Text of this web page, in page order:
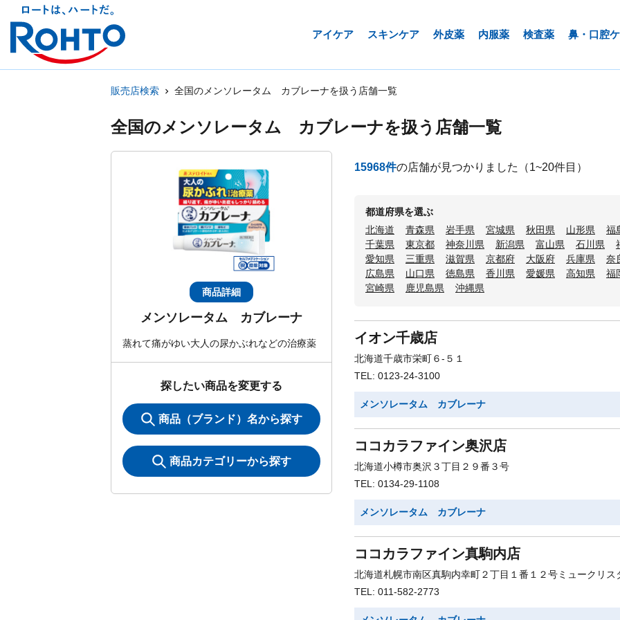
アイケア スキンケア 外皮薬 内服薬 検査薬 鼻・口腔
販売店検索 全国のメンソレータム カブレーナを扱う店舗一覧
全国のメンソレータム カブレーナを扱う店舗一覧
商品詳細
メンソレータム カブレーナ
蒸れて痛がゆい大人の尿かぶれなどの治療薬
探したい商品を変更する
商品（ブランド）名から探す
商品カテゴリーから探す
15968件の店舗が見つかりました （1~20件目）
都道府県を選ぶ
北海道
青森県 岩手県 宮城県 秋田県 山形県 福
千葉県
東京都 神奈川県 新潟県 富山県 石川県
愛知県
三重県 滋賀県 京都府 大阪府 兵庫県 奈
広島県
山口県 徳島県 香川県 愛媛県 高知県 福
宮崎県
鹿児島県 沖縄県
イオン千歳店
北海道千歳市栄町６-５１
TEL: 0123-24-3100
メンソレータム カブレーナ
ココカラファイン奥沢店
北海道小樽市奥沢３丁目２９番３号
TEL: 0134-29-1108
メンソレータム カブレーナ
ココカラファイン真駒内店
北海道札幌市南区真駒内幸町２丁目１番１２号ミュークリス
TEL: 011-582-2773